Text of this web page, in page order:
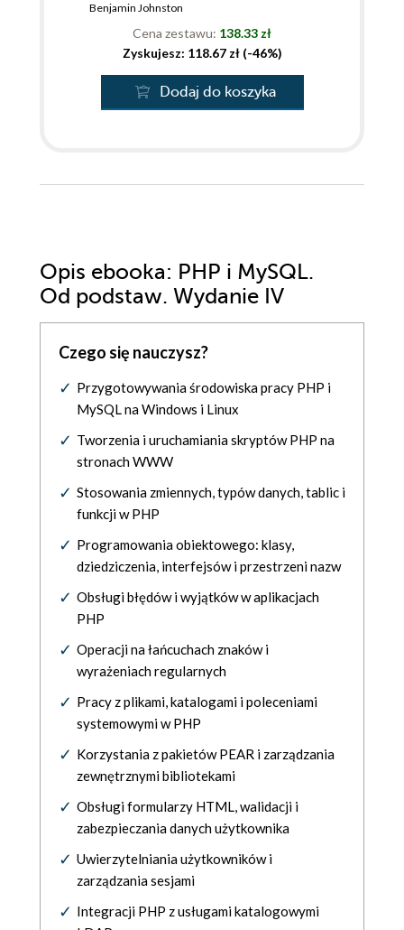
Benjamin Johnston
Cena zestawu: 138.33 zł
Zyskujesz: 118.67 zł (-46%)
Dodaj do koszyka
Opis ebooka: PHP i MySQL.
Od podstaw. Wydanie IV
Czego się nauczysz?
Przygotowywania środowiska pracy PHP i
MySQL na Windows i Linux
Tworzenia i uruchamiania skryptów PHP na
stronach WWW
Stosowania zmiennych, typów danych, tablic i
funkcji w PHP
Programowania obiektowego: klasy,
dziedziczenia, interfejsów i przestrzeni nazw
Obsługi błędów i wyjątków w aplikacjach
PHP
Operacji na łańcuchach znaków i
wyrażeniach regularnych
Pracy z plikami, katalogami i poleceniami
systemowymi w PHP
Korzystania z pakietów PEAR i zarządzania
zewnętrznymi bibliotekami
Obsługi formularzy HTML, walidacji i
zabezpieczania danych użytkownika
Uwierzytelniania użytkowników i
zarządzania sesjami
Integracji PHP z usługami katalogowymi